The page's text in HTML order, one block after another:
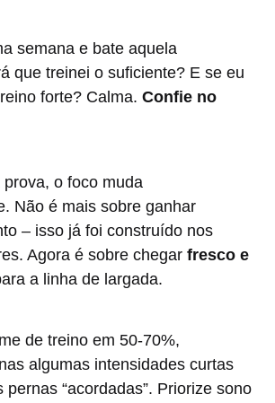
semana e bate aquela
que treinei o suficiente? E se eu
forte? Calma. Confie no
o foco muda
Não é mais sobre ganhar
– isso já foi construído nos
Agora é sobre chegar fresco e
a linha de largada.
de treino em 50-70%,
algumas intensidades curtas
pernas “acordadas”. Priorize sono